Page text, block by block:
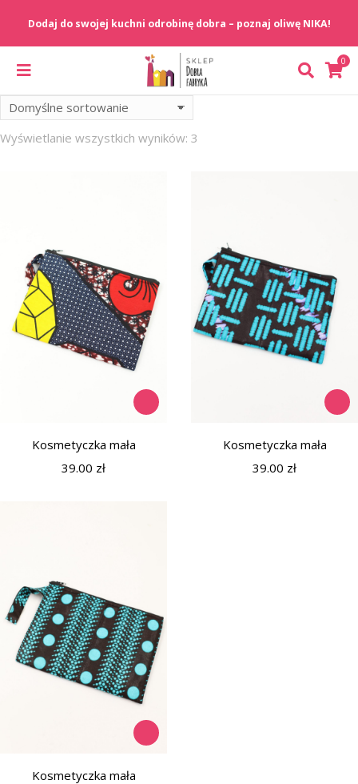
Wyświetlanie wszystkich wyników: 3
Kosmetyczka mała
39.00 zł
Kosmetyczka mała
39.00 zł
Kosmetyczka mała